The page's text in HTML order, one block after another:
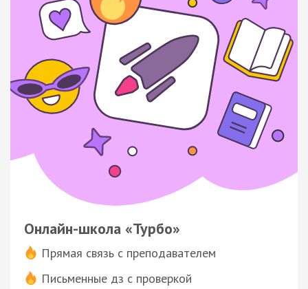
Онлайн-школа «Турбо»
Прямая связь с преподавателем
Письменные дз с проверкой